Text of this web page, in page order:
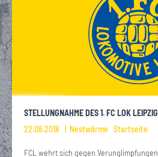
STELLUNGNAHME DES 1. FC LOK LEIPZIG
22.08.2018
Nestwärme Startseite
FCL wehrt sich gegen Verunglimpfungen